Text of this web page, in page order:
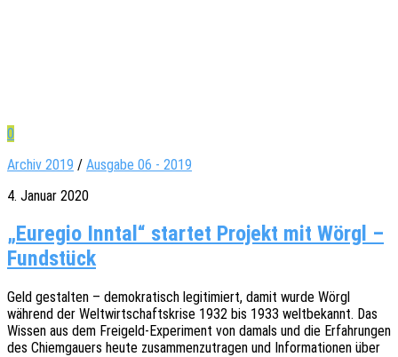
0
Archiv 2019 / Ausgabe 06 - 2019
4. Januar 2020
„Euregio Inntal“ startet Projekt mit Wörgl –
Fundstück
Geld gestal­ten – demo­kra­tisch legi­ti­miert, damit wurde Wörgl
während der Welt­wirt­schafts­kri­se 1932 bis 1933 welt­be­kannt. Das
Wissen aus dem Frei­­geld-Expe­ri­­ment von damals und die Erfah­run­gen
des Chiem­gau­ers heute zusam­men­zu­tra­gen und Infor­ma­tio­nen über